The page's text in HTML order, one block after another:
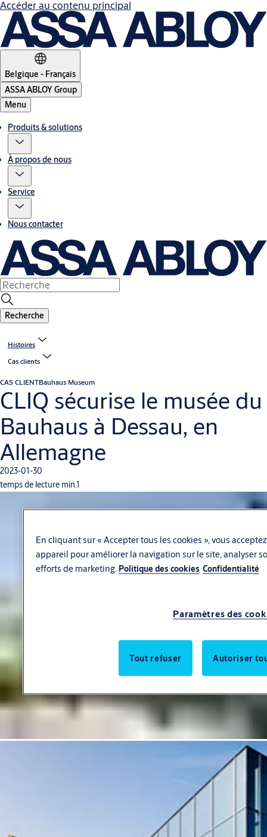
Accéder au contenu principal
Belgique - Français
ASSA ABLOY Group
Menu
Produits & solutions
À propos de nous
Service
Nous contacter
Recherche
Histoires
Cas clients
CAS CLIENTBauhaus Museum
CLIQ sécurise le musée du
Bauhaus à Dessau, en
Allemagne
2023-01-30
temps de lecture min.1
En cliquant sur « Accepter tous les cookies », vous
appareil pour améliorer la navigation sur le site, analyser
efforts de marketing. Politique des cookies Confidentialité
Paramètres des
Tout refuser Autoriser